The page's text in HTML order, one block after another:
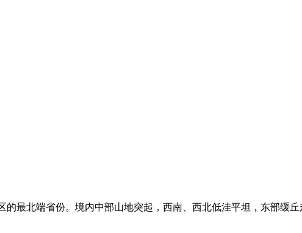
最北端省份。境内中部山地突起，西南、西北低洼平坦，东部缓